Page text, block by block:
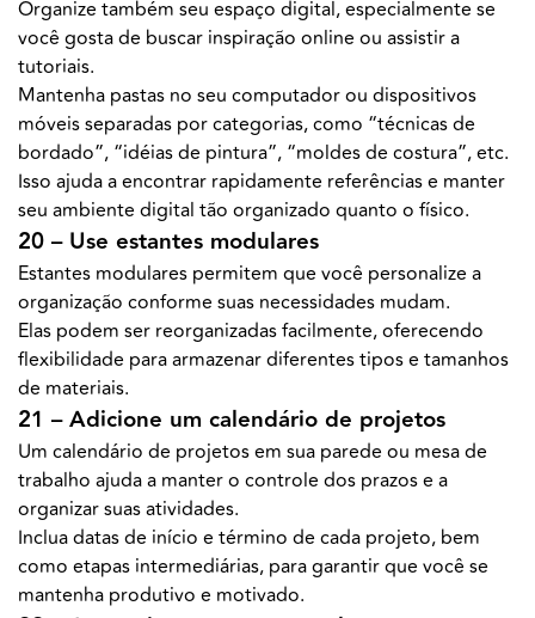
Organize também seu espaço digital, especialmente se
você gosta de buscar inspiração online ou assistir a
tutoriais.
Mantenha pastas no seu computador ou dispositivos
móveis separadas por categorias, como “técnicas de
bordado”, “idéias de pintura”, “moldes de costura”, etc.
Isso ajuda a encontrar rapidamente referências e manter
seu ambiente digital tão organizado quanto o físico.
20 – Use estantes modulares
Estantes modulares permitem que você personalize a
organização conforme suas necessidades mudam.
Elas podem ser reorganizadas facilmente, oferecendo
flexibilidade para armazenar diferentes tipos e tamanhos
de materiais.
21 – Adicione um calendário de projetos
Um calendário de projetos em sua parede ou mesa de
trabalho ajuda a manter o controle dos prazos e a
organizar suas atividades.
Inclua datas de início e término de cada projeto, bem
como etapas intermediárias, para garantir que você se
mantenha produtivo e motivado.